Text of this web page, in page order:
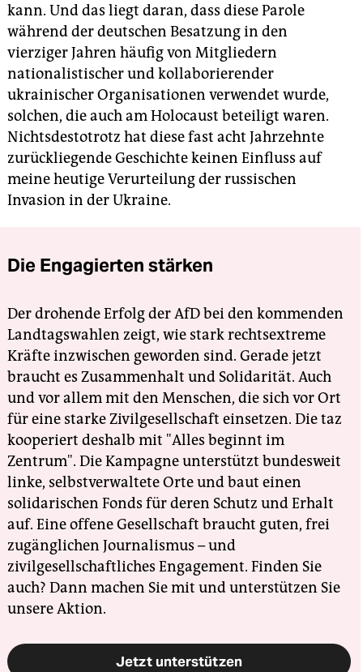
kann. Und das liegt daran, dass diese Parole
während der deutschen Besatzung in den
vierziger Jahren häufig von Mitgliedern
nationalistischer und kollaborierender
ukrainischer Organisationen verwendet wurde,
solchen, die auch am Holocaust beteiligt waren.
Nichtsdestotrotz hat diese fast acht Jahrzehnte
zurückliegende Geschichte keinen Einfluss auf
meine heutige Verurteilung der russischen
Invasion in der Ukraine.
Die Engagierten stärken
Der drohende Erfolg der AfD bei den kommenden
Landtagswahlen zeigt, wie stark rechtsextreme
Kräfte inzwischen geworden sind. Gerade jetzt
braucht es Zusammenhalt und Solidarität. Auch
und vor allem mit den Menschen, die sich vor Ort
für eine starke Zivilgesellschaft einsetzen. Die taz
kooperiert deshalb mit "Alles beginnt im
Zentrum". Die Kampagne unterstützt bundesweit
linke, selbstverwaltete Orte und baut einen
solidarischen Fonds für deren Schutz und Erhalt
auf. Eine offene Gesellschaft braucht guten, frei
zugänglichen Journalismus – und
zivilgesellschaftliches Engagement. Finden Sie
auch? Dann machen Sie mit und unterstützen Sie
unsere Aktion.
Jetzt unterstützen